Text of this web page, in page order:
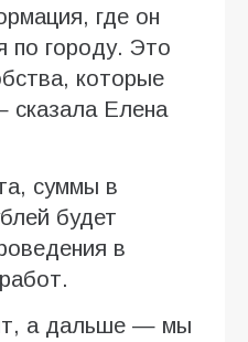
где он
по городу. Это
которые
сказала Елена
суммы в
будет
в
а дальше — мы